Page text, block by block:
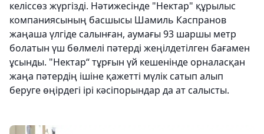
келіссөз жүргізді. Нәтижесінде "Нектар" құрылыс
компаниясының басшысы Шамиль Каспранов
жаңаша үлгіде салынған, аумағы 93 шаршы метр
болатын үш бөлмелі пәтерді жеңілдетілген бағамен
ұсынды. "Нектар“ тұрғын үй кешенінде орналасқан
жаңа пәтердің ішіне қажетті мүлік сатып алып
беруге өңірдегі ірі кәсіпорындар да ат салысты.